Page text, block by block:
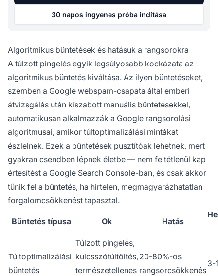
30 napos ingyenes próba indítása
Algoritmikus büntetések és hatásuk a rangsorokra
A túlzott pingelés egyik legsúlyosabb kockázata az
algoritmikus büntetés kiváltása. Az ilyen büntetéseket,
szemben a Google webspam-csapata által emberi
átvizsgálás után kiszabott manuális büntetésekkel,
automatikusan alkalmazzák a Google rangsorolási
algoritmusai, amikor túltoptimalizálási mintákat
észlelnek. Ezek a büntetések pusztítóak lehetnek, mert
gyakran csendben lépnek életbe — nem feltétlenül kap
értesítést a Google Search Console-ban, és csak akkor
tűnik fel a büntetés, ha hirtelen, megmagyarázhatatlan
forgalomcsökkenést tapasztal.
Büntetés típusa Ok Hatás
Túltoptimalizálási
büntetés
Túlzott pingelés,
kulcsszótúltöltés,
természetellenes
20-80%-os
rangsorcsökkenés
3-